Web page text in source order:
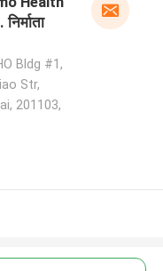
Bldg #1,
Str,
201103,